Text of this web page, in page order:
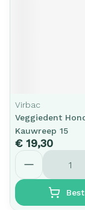
Virbac
Veggiedent
Kauwreep 15
€ 19,30
Aantal